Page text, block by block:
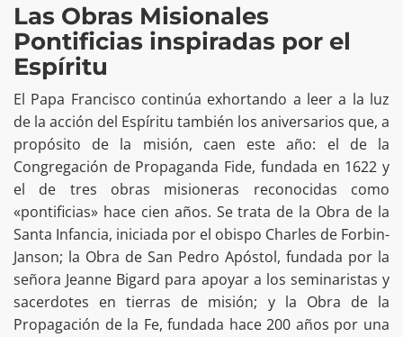
Las Obras Misionales
Pontificias inspiradas por el
Espíritu
El Papa Francisco continúa exhortando a leer a la luz
de la acción del Espíritu también los aniversarios que, a
propósito de la misión, caen este año: el de la
Congregación de Propaganda Fide, fundada en 1622 y
el de tres obras misioneras reconocidas como
«pontificias» hace cien años. Se trata de la Obra de la
Santa Infancia, iniciada por el obispo Charles de Forbin-
Janson; la Obra de San Pedro Apóstol, fundada por la
señora Jeanne Bigard para apoyar a los seminaristas y
sacerdotes en tierras de misión; y la Obra de la
Propagación de la Fe, fundada hace 200 años por una